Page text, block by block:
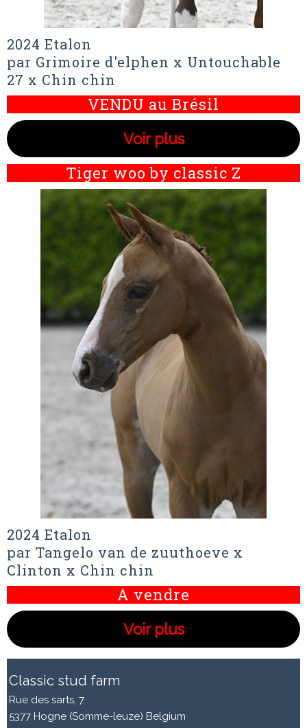
2024 Etalon
par Grimoire d'elphen x Untouchable
27 x Chin chin
VENDU au Brésil
Voir plus
Tiger woo by classic Z
2024 Etalon
par Tangelo van de zuuthoeve x
Clinton x Chin chin
A vendre
Voir plus
Classic stud farm
Rue des sarts, 7
5377 Hogne (Somme-leuze) Belgium